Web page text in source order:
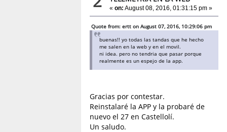
«on: August 08, 2016, 01:31:15 pm »
Quote from: ertt on August 07, 2016, 10:29:06 pm
buenas!! yo todas las tandas que he hecho
me salen en la web y en el movil.
ni idea. pero no tendria que pasar porque
realmente es un espejo de la app.
Gracias por contestar.
Reinstalaré la APP y la probaré de
nuevo el 27 en Castellolí.
Un saludo.